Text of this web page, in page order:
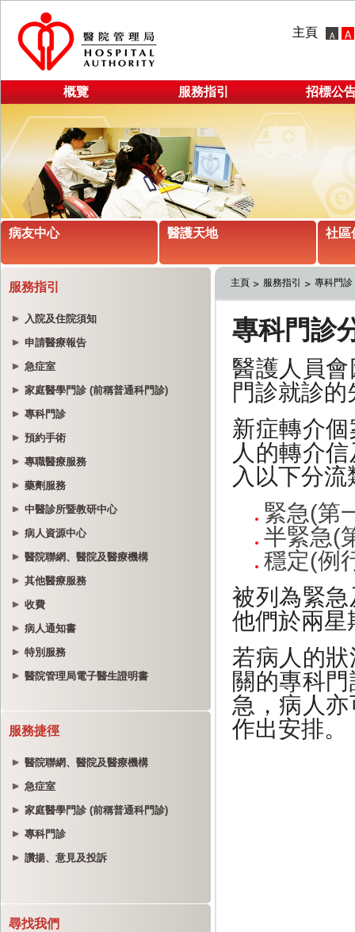
主頁
概覽 服務指引 招標公
病友中心 醫護天地 社區
服務指引
入院及住院須知
申請醫療報告
急症室
家庭醫學門診 (前稱普通科門診)
專科門診
預約手術
專職醫療服務
藥劑服務
中醫診所暨教研中心
病人資源中心
醫院聯網、醫院及醫療機構
其他醫療服務
收費
病人通知書
特別服務
醫院管理局電子醫生證明書
服務捷徑
醫院聯網、醫院及醫療機構
急症室
家庭醫學門診 (前稱普通科門診)
專科門診
讚揚、意見及投訴
尋找我們
主頁 服務指引 專科門診